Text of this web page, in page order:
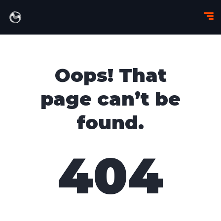
Oops! That
page can’t be
found.
404